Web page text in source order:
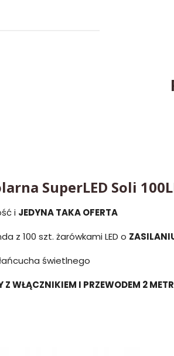
SuperLED Soli
i JEDYNA TAKA OFERTA
z 100 szt. żarówkami LED o
świetlnego
Z WŁĄCZNIKIEM I PRZEWODEM 2